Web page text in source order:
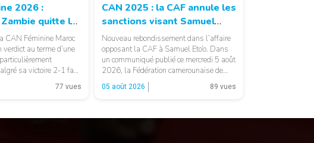
2026 :
quitte la
malgré ses six
CAN Féminine Maroc
au terme d’une
sa victoire 2-1 face
termine à la
voit son parcours77 vues
© Fecafoot
CAN 2025 : la CAF annule les
sanctions visant Samuel
Eto’o
Nouveau rebondissement dans l’affaire
opposant la CAF à Samuel Eto’o. Dans
un communiqué publié ce mercredi 5 août
2026, la Fédération camerounaise de
football (FECAFOOT) annonce que le
Jury d’appel de la CAF a annulé les
05 août 2026 89 vues